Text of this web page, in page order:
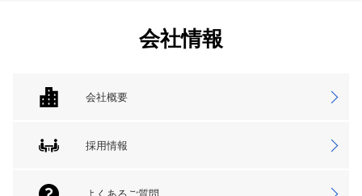
会社情報
会社概要
採用情報
よくあるご質問